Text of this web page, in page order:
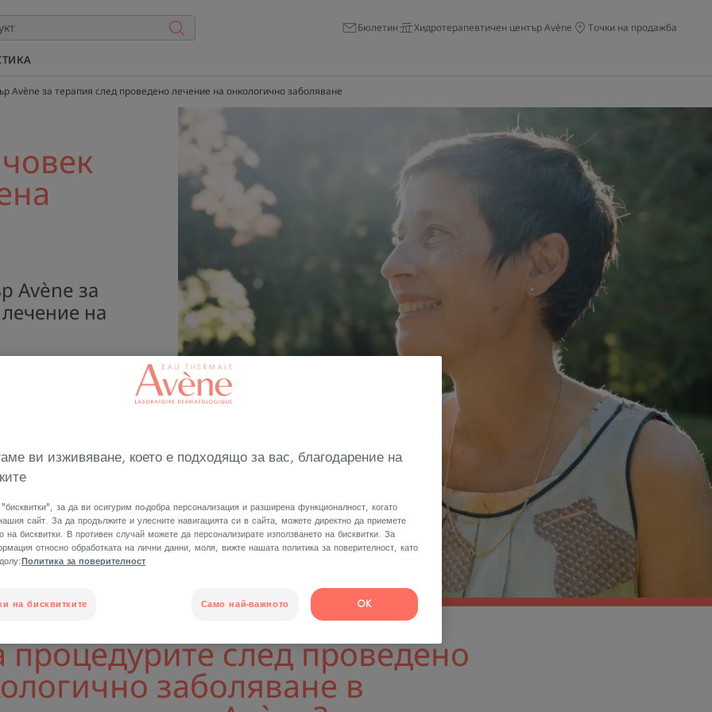
Бюлетин Хидротерапевтичен център Avène Точки на продажба
Avène за терапия след проведено лечение на онкологично заболяване
Avène за
на
лица,
от
както и от
се с
процедура
процедурите след проведено
заболяване в
ви изживяване, което е подходящо за вас, благодарение на
за да ви осигурим по-добра персонализация и разширена функционалност, когато
сайт. За да продължите и улесните навигацията си в сайта, можете директно да приемете
на бисквитки. В противен случай можете да персонализирате използването на бисквитки. За
относно обработката на лични данни, моля, вижте нашата политика за поверителност, като
Политика за поверителност
на бисквитките Само най-важното OK